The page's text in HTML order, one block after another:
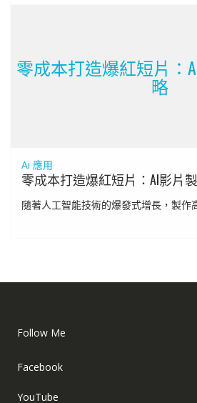
零成本打造爆紅短片：
略
Ai 應用
零成本打造爆紅短片：AI影片
隨著人工智能技術的爆發式增長，製作
Follow Me
Facebook
YouTube